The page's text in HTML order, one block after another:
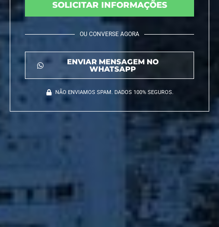
SOLICITAR INFORMAÇÕES
OU CONVERSE AGORA
ENVIAR MENSAGEM NO
WHATSAPP
NÃO ENVIAMOS SPAM. DADOS 100% SEGUROS.